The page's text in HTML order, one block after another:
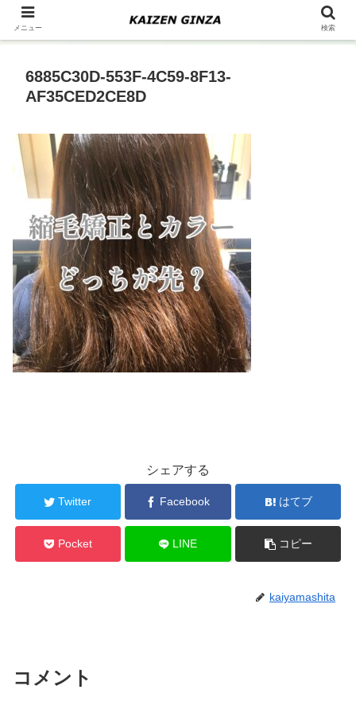
6885C30D-553F-4C59-8F13-
AF35CED2CE8D
シェアする
Twitter Facebook はてブ
Pocket LINE コピー
kaiyamashita
コメント
メニュー 検索